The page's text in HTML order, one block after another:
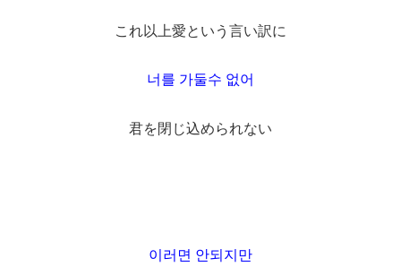
これ以上愛という言い訳に
너를 가둘수 없어
君を閉じ込められない
이러면 안되지만